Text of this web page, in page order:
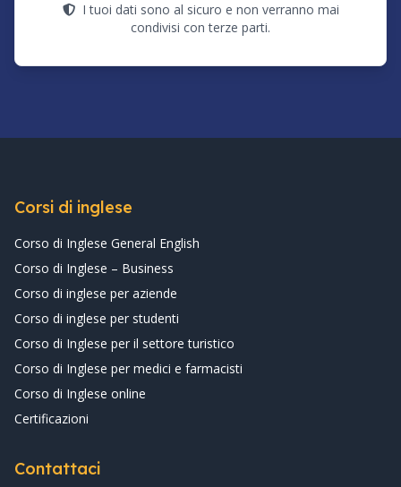
I tuoi dati sono al sicuro e non verranno mai
condivisi con terze parti.
Corsi di inglese
Corso di Inglese General English
Corso di Inglese – Business
Corso di inglese per aziende
Corso di inglese per studenti
Corso di Inglese per il settore turistico
Corso di Inglese per medici e farmacisti
Corso di Inglese online
Certificazioni
Contattaci